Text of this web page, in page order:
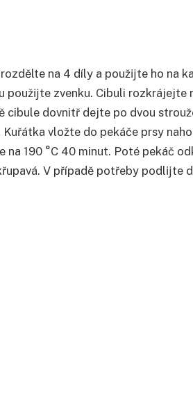
na 4 díly a použĳte ho na
použĳte zvenku. Cibuli rozkrájejte
cibule dovnitř dejte po dvou
vložte do pekáče prsy
190 °C 40 minut. Poté pekáč
V případě potřeby podlĳte